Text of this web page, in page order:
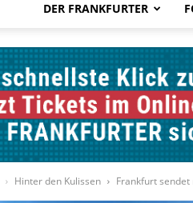
DER FRANKFURTER
Hinter den Kulissen Frankfurt